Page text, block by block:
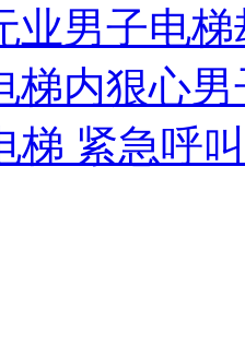
民合力深夜将其击毙
狠手拳打脚踢
业男子电
梯内狠心
梯 紧急呼